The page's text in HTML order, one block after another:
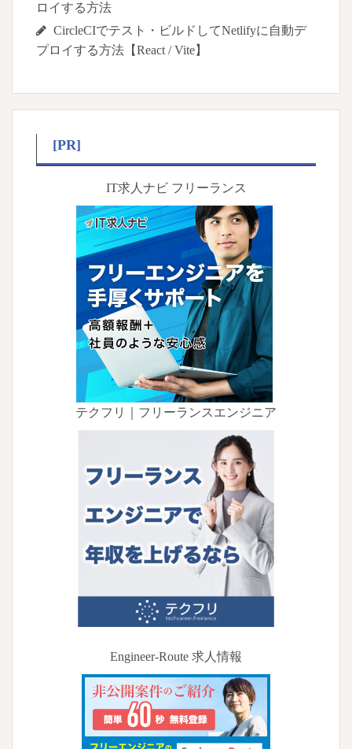
ロイする方法
CircleCIでテスト・ビルドしてNetlifyに自動デ
プロイする方法【React / Vite】
[PR]
IT求人ナビ フリーランス
テクフリ｜フリーランスエンジニア
Engineer-Route 求人情報